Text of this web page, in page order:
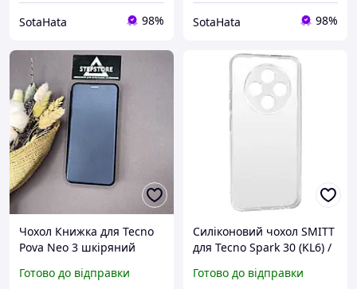
SotaHata 98% SotaHata 98%
Чохол Книжка для Tecno
Pova Neo 3 шкіряний
візитницею
Готово до відправки
Силіконовий чохол SMITT
для Tecno Spark 30 (KL6) /
Готово до відправки